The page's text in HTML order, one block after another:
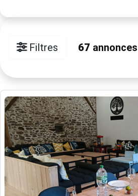
Filtres 67 annonces